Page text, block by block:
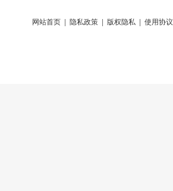
网站首页 隐私政策 版权隐私 使用协议